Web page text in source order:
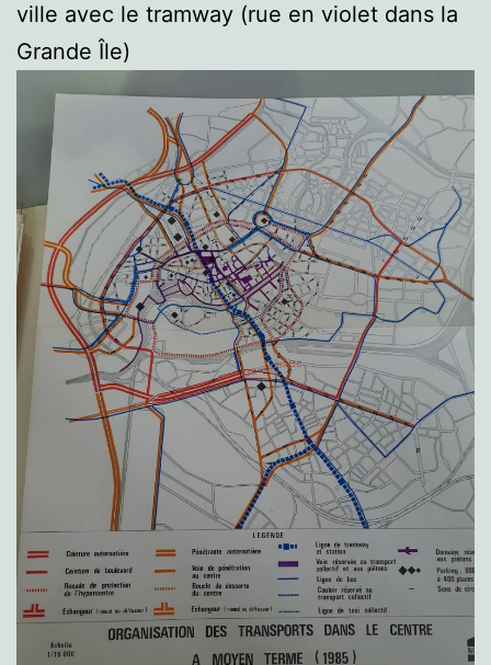
ville avec le tramway (rue en violet dans la
Grande Île)